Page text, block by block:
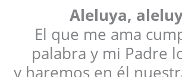
Aleluya,
El que me ama
palabra y mi Padre
y haremos en él